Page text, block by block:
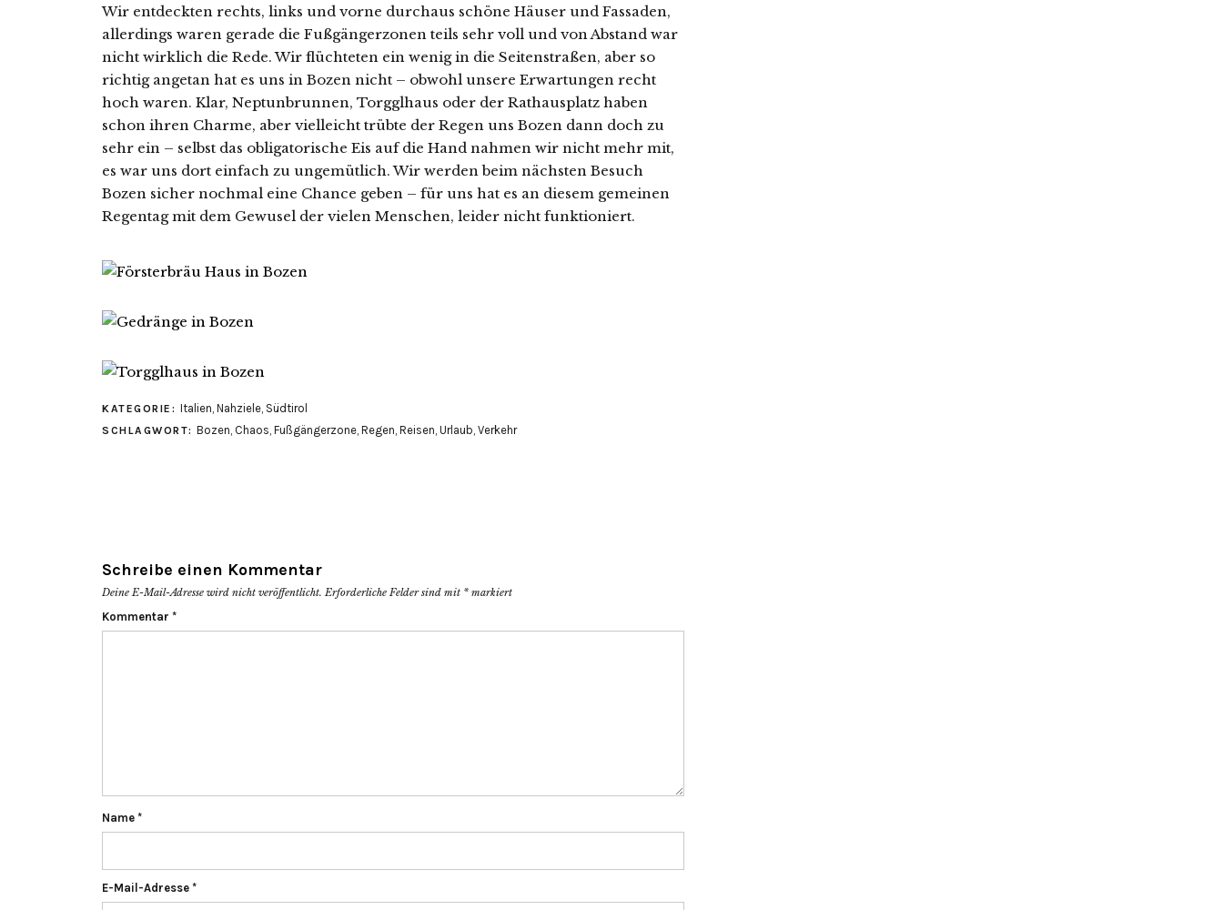
Wir entdeckten rechts, links und vorne durchaus schöne Häuser und Fassaden,
allerdings waren gerade die Fußgängerzonen teils sehr voll und von Abstand war
nicht wirklich die Rede. Wir flüchteten ein wenig in die Seitenstraßen, aber so
richtig angetan hat es uns in Bozen nicht – obwohl unsere Erwartungen recht
hoch waren. Klar, Neptunbrunnen, Torgglhaus oder der Rathausplatz haben
schon ihren Charme, aber vielleicht trübte der Regen uns Bozen dann doch zu
sehr ein – selbst das obligatorische Eis auf die Hand nahmen wir nicht mehr mit,
es war uns dort einfach zu ungemütlich. Wir werden beim nächsten Besuch
Bozen sicher nochmal eine Chance geben – für uns hat es an diesem gemeinen
Regentag mit dem Gewusel der vielen Menschen, leider nicht funktioniert.
KATEGORIE: Italien, Nahziele, Südtirol
SCHLAGWORT: Bozen, Chaos, Fußgängerzone, Regen, Reisen, Urlaub, Verkehr
Schreibe einen Kommentar
Deine E-Mail-Adresse wird nicht veröffentlicht. Erforderliche Felder sind mit * markiert
Kommentar *
Name *
E-Mail-Adresse *